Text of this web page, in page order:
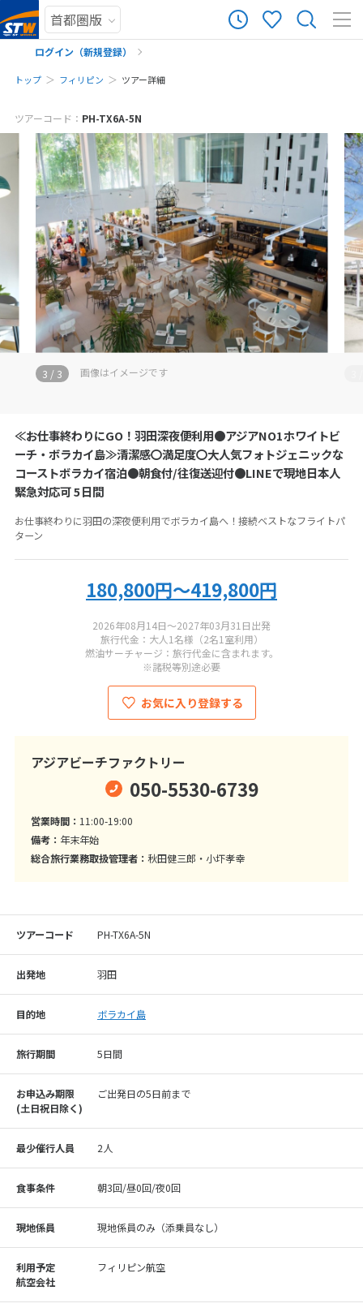
ログイン（新規登録）
まだ登録がありません
トップ フィリピン ツアー詳細
は発生しません。お気軽にご予約・お問い合わせください。
※該当ツアーをご予約・お問い合わせいただく前に、ツアー画面をキャプチ
ャして保存してください。
予約・お問い合わせ
来店予約の申し込み
お電話でお問い合わせ
お電話の際にツアーコード
050-5530-6739
営業時間： 11:00-19:00
総合旅行業務取扱管理者：秋田健三郎・小圷孝幸
ツアーコード： PH-TX6A-5N
画像はイメージです
3 / 3
≪お仕事終わりにGO！羽田深夜便利用●アジアNO1ホワイトビ
ーチ・ボラカイ島≫清潔感〇満足度〇大人気フォトジェニックな
コーストボラカイ宿泊●朝食付/往復送迎付●LINEで現地日本人
緊急対応可 5日間
お仕事終わりに羽田の深夜便利用でボラカイ島へ！接続ベストなフライトパ
ターン
180,800円～419,800円
2026年08月14日～2027年03月31日出発
旅行代金：大人1名様（2名1室利用）
燃油サーチャージ：旅行代金に含まれます。
※諸税等別途必要
お気に入り登録する
アジアビーチファクトリー
050-5530-6739
営業時間： 11:00-19:00
備考： 年末年始
総合旅行業務取扱管理者： 秋田健三郎・小圷孝幸
ツアーコード PH-TX6A-5N
出発地 羽田
目的地 ボラカイ島
旅行期間 5日間
お申込み期限
(⼟⽇祝⽇除く)
ご出発日の5日前まで
最少催行人員 2人
食事条件 朝3回/昼0回/夜0回
現地係員 現地係員のみ（添乗員なし）
利用予定
航空会社
フィリピン航空